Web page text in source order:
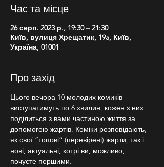
Час та місце
26 серп. 2023 р., 19:30 – 21:30
Київ, вулиця Хрещатик, 19a, Київ,
Україна, 01001
Про захід
Цього вечора 10 молодих комиків
виступатимуть по 6 хвилин, кожен з них
поділиться з вами частиною життя за
допомогою жартів. Коміки розповідають,
як свої “топові” (перевірені) жарти, так і
нові, актуальні, котрі ви, можливо,
почуєте першими.